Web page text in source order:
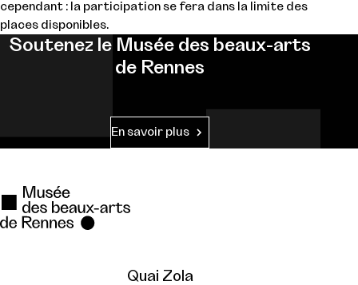
cependant : la participation se fera dans la limite des
places disponibles.
Soutenez le Musée des beaux-arts
de Rennes
En savoir plus
Quai Zola